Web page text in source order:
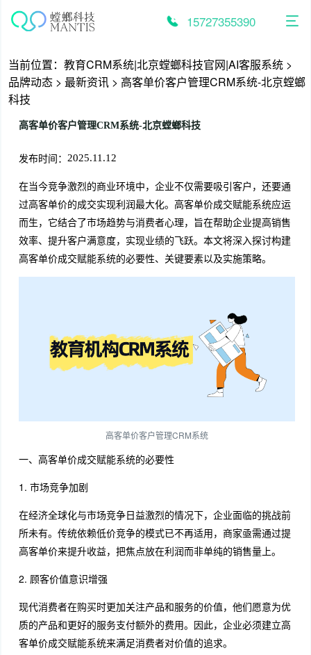
15727355390
当前位置： 教育CRM系统|北京螳螂科技官网|AI客服系统 >
品牌动态 > 最新资讯 > 高客单价客户管理CRM系统-北京螳螂
科技
高客单价客户管理CRM系统-北京螳螂科技
发布时间： 2025.11.12
在当今竞争激烈的商业环境中，企业不仅需要吸引客户，还要通
过高客单价的成交实现利润最大化。高客单价成交赋能系统应运
而生，它结合了市场趋势与消费者心理，旨在帮助企业提高销售
效率、提升客户满意度，实现业绩的飞跃。本文将深入探讨构建
高客单价成交赋能系统的必要性、关键要素以及实施策略。
高客单价客户管理CRM系统
一、高客单价成交赋能系统的必要性
1. 市场竞争加剧
在经济全球化与市场竞争日益激烈的情况下，企业面临的挑战前
所未有。传统依赖低价竞争的模式已不再适用，商家亟需通过提
高客单价来提升收益，把焦点放在利润而非单纯的销售量上。
2. 顾客价值意识增强
现代消费者在购买时更加关注产品和服务的价值，他们愿意为优
质的产品和更好的服务支付额外的费用。因此，企业必须建立高
客单价成交赋能系统来满足消费者对价值的追求。